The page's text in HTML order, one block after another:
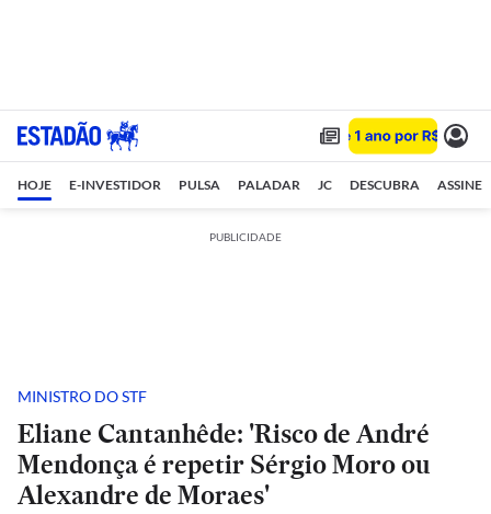
HOJE E-INVESTIDOR PULSA PALADAR JC DESCUBRA ASSINE
PUBLICIDADE
MINISTRO DO STF
Eliane Cantanhêde: 'Risco de André
Mendonça é repetir Sérgio Moro ou
Alexandre de Moraes'